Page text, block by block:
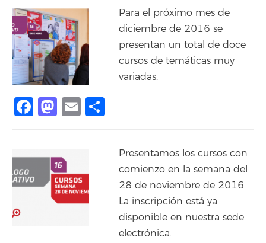
Para el próximo mes de
diciembre de 2016 se
presentan un total de doce
cursos de temáticas muy
variadas.
Facebook
Mastodon
Email
Presentamos los cursos con
comienzo en la semana del
28 de noviembre de 2016.
La inscripción está ya
disponible en nuestra sede
electrónica.